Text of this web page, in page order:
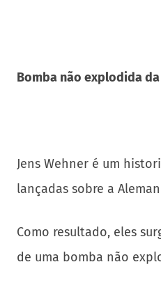
Bomba não explodida
Jens Wehner é um
lançadas sobre a
Como resultado, eles
de uma bomba não